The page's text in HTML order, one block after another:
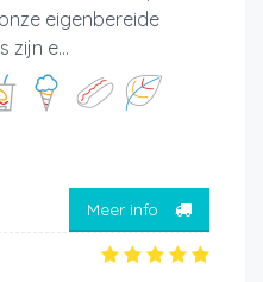
eigenbereide
zijn e...
Meer info